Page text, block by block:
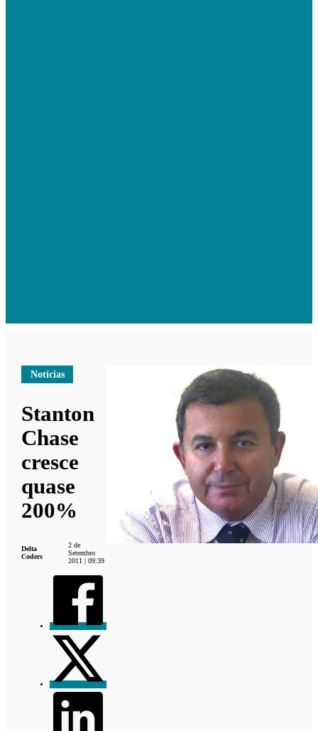
Notícias
Stanton
Chase
cresce
quase
200%
Delta
Coders
2 de
Setembro
2011 | 09:39